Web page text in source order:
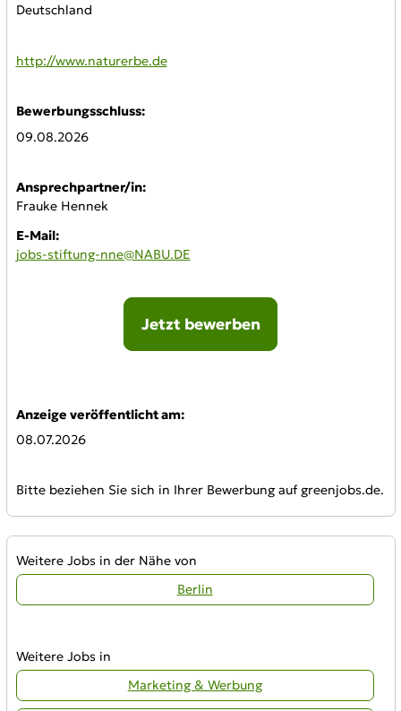
Deutschland
WWW:
http://www.naturerbe.de
Bewerbungsschluss:
09.08.2026
Ansprechpartner/in:
Frauke Hennek
E-Mail:
jobs-stiftung-nne@NABU.DE
Jetzt bewerben
Anzeige veröffentlicht am:
08.07.2026
Bitte beziehen Sie sich in Ihrer Bewerbung auf greenjobs.de.
Weitere Jobs in der Nähe von
Berlin
Weitere Jobs in
Marketing & Werbung